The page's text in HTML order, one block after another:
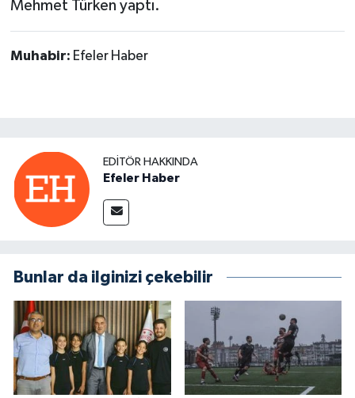
Mehmet Türken yaptı.
Muhabir: Efeler Haber
EDITÖR HAKKINDA
Efeler Haber
Bunlar da ilginizi çekebilir